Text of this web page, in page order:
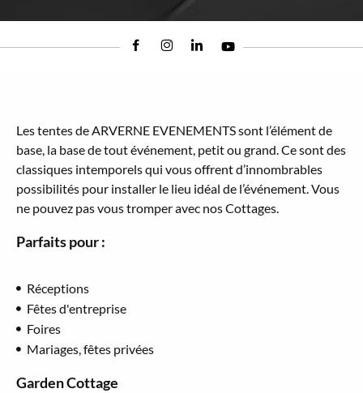
Les tentes de ARVERNE EVENEMENTS sont l’élément de
base, la base de tout événement, petit ou grand. Ce sont des
classiques intemporels qui vous offrent d’innombrables
possibilités pour installer le lieu idéal de l’événement. Vous
ne pouvez pas vous tromper avec nos Cottages.
Parfaits pour :
Réceptions
Fêtes d'entreprise
Foires
Mariages, fêtes privées
Garden Cottage